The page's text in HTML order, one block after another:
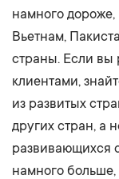
намного дороже,
Вьетнам,
страны. Если вы
клиентами,
из развитых
других стран, а
развивающихся
намного